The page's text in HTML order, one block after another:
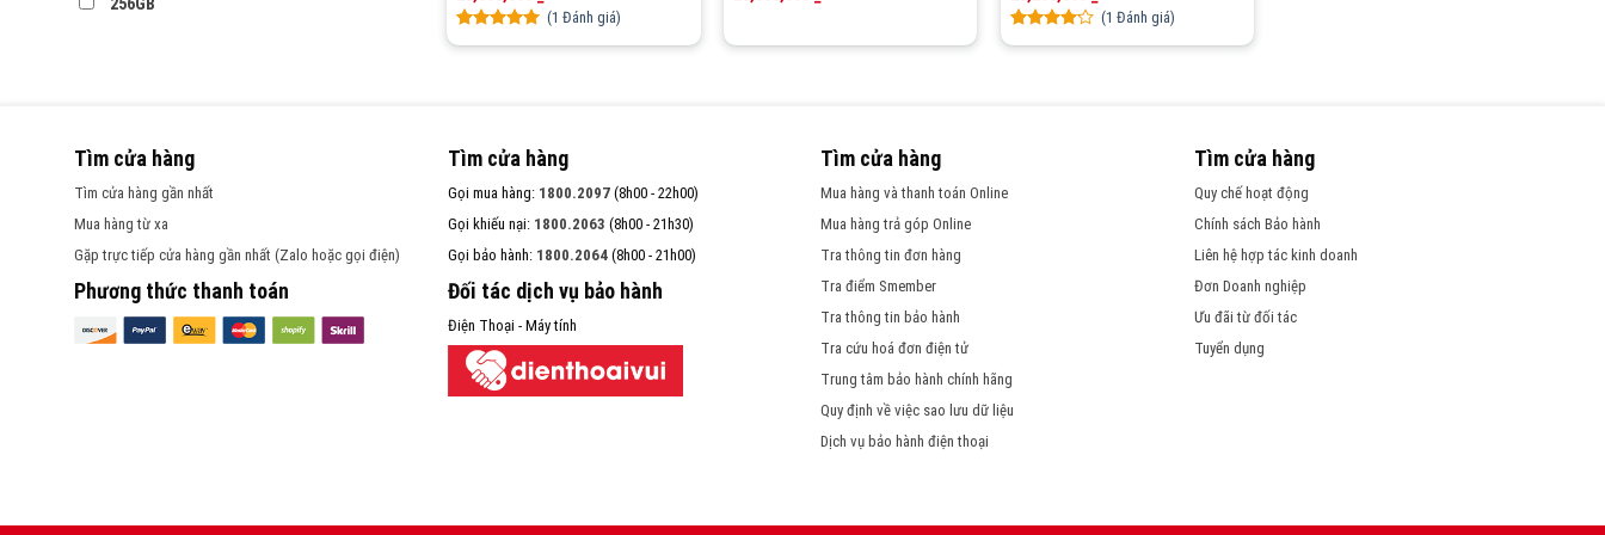
Rated
1
(1 Đánh giá)
Rated
1
(1 Đánh giá)
Tìm cửa hàng
Tìm cửa hàng gần nhất
Mua hàng từ xa
Gặp trực tiếp cửa hàng gần nhất (Zalo hoặc gọi điện)
Phương thức thanh toán
Tìm cửa hàng
Gọi mua hàng: 1800.2097(8h00 - 22h00)
Gọi khiếu nại: 1800.2063 (8h00 - 21h30)
Gọi bảo hành: 1800.2064(8h00 - 21h00)
Đối tác dịch vụ bảo hành
Điện Thoại - Máy tính
Tìm cửa hàng
Mua hàng và thanh toán Online
Mua hàng trả góp Online
Tra thông tin đơn hàng
Tra điểm Smember
Tra thông tin bảo hành
Tra cứu hoá đơn điện tử
Trung tâm bảo hành chính hãng
Quy định về việc sao lưu dữ liệu
Dịch vụ bảo hành điện thoại
Tìm cửa hàng
Quy chế hoạt động
Chính sách Bảo hành
Liên hệ hợp tác kinh doanh
Đơn Doanh nghiệp
Ưu đãi từ đối tác
Tuyển dụng